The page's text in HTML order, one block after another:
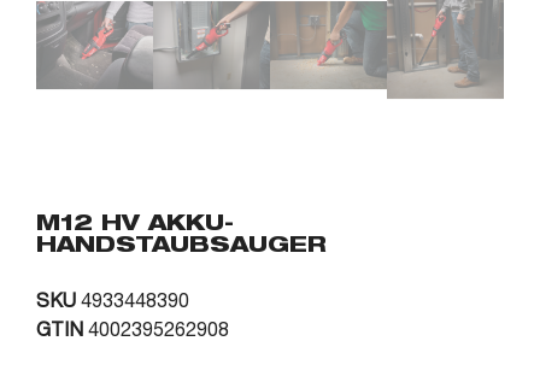
M12 HV AKKU-
HANDSTAUBSAUGER
SKU 4933448390
GTIN 4002395262908